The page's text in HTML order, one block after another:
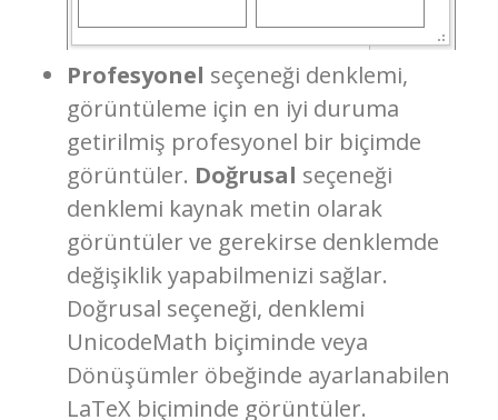
Profesyonel seçeneği denklemi,
görüntüleme için en iyi duruma
getirilmiş profesyonel bir biçimde
görüntüler. Doğrusal seçeneği
denklemi kaynak metin olarak
görüntüler ve gerekirse denklemde
değişiklik yapabilmenizi sağlar.
Doğrusal seçeneği, denklemi
UnicodeMath biçiminde veya
Dönüşümler öbeğinde ayarlanabilen
LaTeX biçiminde görüntüler.